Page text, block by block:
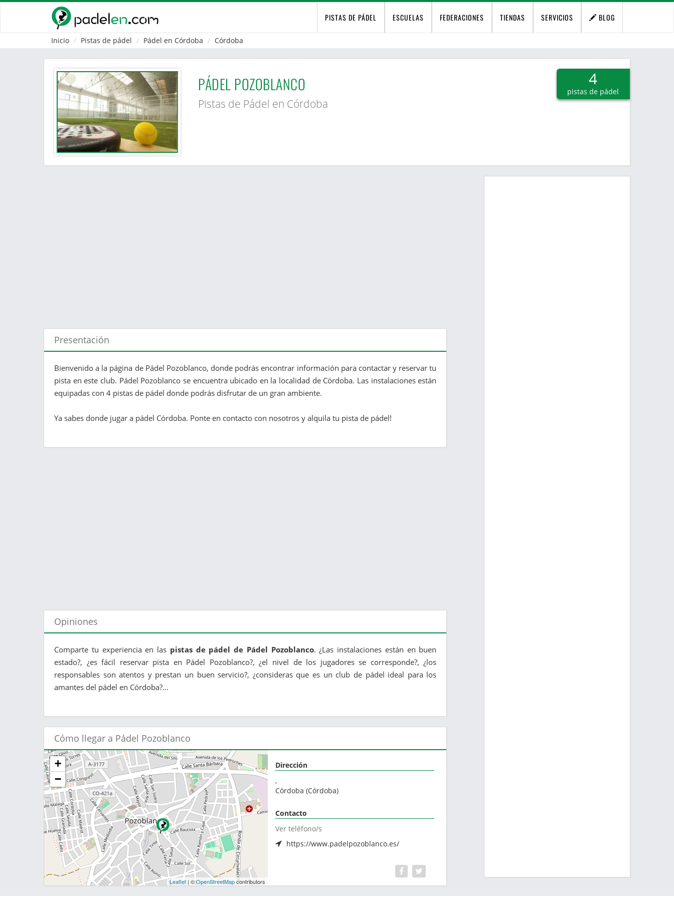
PISTAS DE PÁDEL ESCUELAS FEDERACIONES TIENDAS SERVICIOS BLOG
Inicio Pistas de pádel Pádel en Córdoba Córdoba
PÁDEL POZOBLANCO
Pistas de Pádel en Córdoba
4
pistas de pádel
Presentación
Bienvenido a la página de Pádel Pozoblanco, donde podrás encontrar información para contactar y reservar tu
pista en este club. Pádel Pozoblanco se encuentra ubicado en la localidad de Córdoba. Las instalaciones están
equipadas con 4 pistas de pádel donde podrás disfrutar de un gran ambiente.
Ya sabes donde jugar a pádel Córdoba. Ponte en contacto con nosotros y alquila tu pista de pádel!
Opiniones
Comparte tu experiencia en las pistas de pádel de Pádel Pozoblanco. ¿Las instalaciones están en buen
estado?, ¿es fácil reservar pista en Pádel Pozoblanco?, ¿el nivel de los jugadores se corresponde?, ¿los
responsables son atentos y prestan un buen servicio?, ¿consideras que es un club de pádel ideal para los
amantes del pádel en Córdoba?...
Cómo llegar a Pádel Pozoblanco
+
−
Leaflet | ©OpenStreetMapcontributors
Dirección
,
Córdoba (Córdoba)
Contacto
Ver teléfono/s
https://www.padelpozoblanco.es/